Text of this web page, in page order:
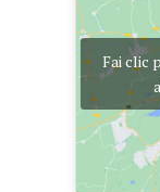
Fai clic